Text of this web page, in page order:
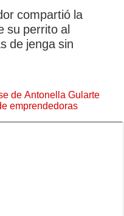
compartió la
su perrito al
de jenga sin
de Antonella Gularte
emprendedoras